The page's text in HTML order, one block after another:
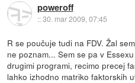
poweroff
::30. mar 2009, 07:45
R se poučuje tudi na FDV. Žal
ne poznam... Sem se pa v
drugimi programi, recimo precej
lahko izhodno matriko faktorskih